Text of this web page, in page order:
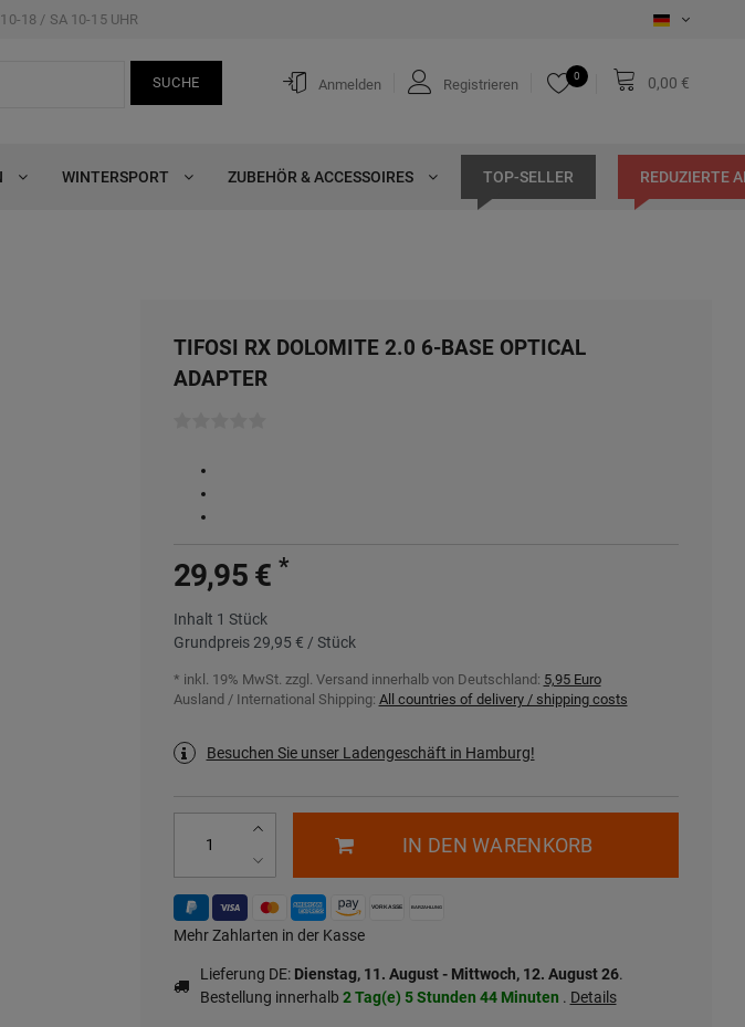
18 / SA 10-15 UHR
SUCHE Anmelden Registrieren
0 0,00 €
WINTERSPORT ZUBEHÖR & ACCESSOIRES TOP-SELLER REDUZIERTE
TIFOSI RX DOLOMITE 2.0 6-BASE OPTICAL
ADAPTER
29,95 € *
Inhalt 1 Stück
Grundpreis 29,95 € / Stück
* inkl. 19% MwSt. zzgl. Versand innerhalb von Deutschland: 5,95 Euro
Ausland / International Shipping: All countries of delivery / shipping costs
Besuchen Sie unser Ladengeschäft in Hamburg!
IN DEN WARENKORB
Mehr Zahlarten in der Kasse
Lieferung DE: Dienstag, 11. August - Mittwoch, 12. August 26.
Bestellung innerhalb 2 Tag(e) 5 Stunden 44 Minuten . Details